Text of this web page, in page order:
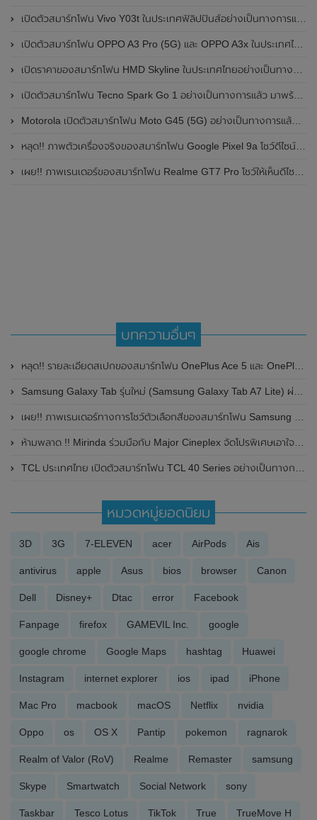
เปิดตัวสมาร์ทโฟน Vivo Y03t ในประเทศฟิลิปปินส์อย่างเป็นทางการแล้ว มาพร้อมชิปเซ็ต Unisoc T612 , กล้องหลัง ความละเอียด 13MP , แบตเตอรี่ 5,000mAh และหน้าจอแสดงผล LCD / 90Hz
เปิดตัวสมาร์ทโฟน OPPO A3 Pro (5G) และ OPPO A3x ในประเทศไทยอย่างเป็นทางการแล้ว ในราคาเริ่มต้นเพียง 3,999 บาท
เปิดราคาของสมาร์ทโฟน HMD Skyline ในประเทศไทยอย่างเป็นทางการแล้ว ราคา 14,990 บาท
เปิดตัวสมาร์ทโฟน Tecno Spark Go 1 อย่างเป็นทางการแล้ว มาพร้อมหน้าจอแสดงผล LCD / 120Hz , แบตเตอรี่ 5,000mAh และใช้ชิปเซ็ต Unisoc
Motorola เปิดตัวสมาร์ทโฟน Moto G45 (5G) อย่างเป็นทางการแล้วในอินเดีย
หลุด!! ภาพตัวเครื่องจริงของสมาร์ทโฟน Google Pixel 9a โชว์ดีไซน์ใหม่ กล้องหลังแบนราบ ไม่มีกรอบของกล้องแล้ว
เผย!! ภาพเรนเดอร์ของสมาร์ทโฟน Realme GT7 Pro โชว์ให้เห็นดีไซน์ใหม่ พร้อมเผยรายละเอียดสเปกที่สำคัญบางส่วน
บทความอื่นๆ
หลุด!! รายละเอียดสเปกของสมาร์ทโฟน OnePlus Ace 5 และ OnePlus Ace 5 Pro ลุ้นเปิดตัวภายในสิ้นปี 2024 นี้
Samsung Galaxy Tab รุ่นใหม่ (Samsung Galaxy Tab A7 Lite) ผ่านการรับรองจาก FCC , Geekbench และ TUV Rheinland แล้ว
เผย!! ภาพเรนเดอร์ทางการโชว์ตัวเลือกสีของสมาร์ทโฟน Samsung Galaxy A25 (5G) พร้อมเผยรายละเอียดสเปกก่อนเปิดตัวในเร็วๆนี้
ห้ามพลาด !! Mirinda ร่วมมือกับ Major Cineplex จัดโปรพิเศษเอาใจคนรักหนัง Mirinda x Major Special Set (มิรินด้า X เมเจอร์ สเปเชียลเซ็ท) ฟรี!!ตั๋วหนัง , คูปองส่วนลด และเครื่องดื่ม ในราคาเพียง 129 บาท
TCL ประเทศไทย เปิดตัวสมาร์ทโฟน TCL 40 Series อย่างเป็นทางการแล้ว ในราคาถูก สุดคุ้ม
หมวดหมู่ยอดนิยม
3D 3G 7-ELEVEN acer AirPods Ais
antivirus apple Asus bios browser Canon
Dell Disney+ Dtac error Facebook
Fanpage firefox GAMEVIL Inc. google
google chrome Google Maps hashtag Huawei
Instagram internet explorer ios ipad iPhone
Mac Pro macbook macOS Netflix nvidia
Oppo os OS X Pantip pokemon ragnarok
Realm of Valor (RoV) Realme Remaster samsung
Skype Smartwatch Social Network sony
Taskbar Tesco Lotus TikTok True TrueMove H